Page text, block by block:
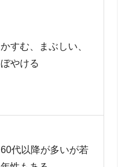
かすむ、まぶしい、
ぼやける
60代以降が多いが若